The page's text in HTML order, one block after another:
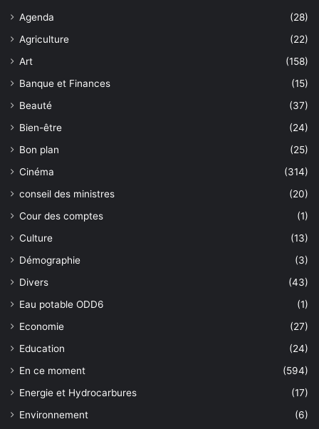
Agenda
(28)
Agriculture
(22)
Art
(158)
Banque et Finances
(15)
Beauté
(37)
Bien-être
(24)
Bon plan
(25)
Cinéma
(314)
conseil des ministres
(20)
Cour des comptes
(1)
Culture
(13)
Démographie
(3)
Divers
(43)
Eau potable ODD6
(1)
Economie
(27)
Education
(24)
En ce moment
(594)
Energie et Hydrocarbures
(17)
Environnement
(6)